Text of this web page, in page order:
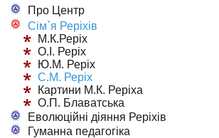
Про Центр
Сім`я Реріхів
М.К.Реріх
О.І. Реріх
Ю.М. Реріх
С.М. Реріх
Картини М.К. Реріха
О.П. Блаватська
Еволюційні діяння Реріхів
Гуманна педагогіка